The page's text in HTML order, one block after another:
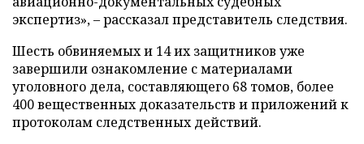
экспертиз», – рассказал представитель следствия.
Шесть обвиняемых и 14 их защитников уже
завершили ознакомление с материалами
уголовного дела, составляющего 68 томов, более
400 вещественных доказательств и приложений к
протоколам следственных действий.